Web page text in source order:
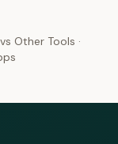
Other Tools ·